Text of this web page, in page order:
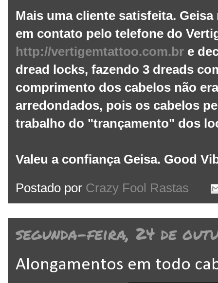
Mais uma cliente satisfeita.
em contato pelo telefone do
http://vertigemtattoo.com.br e
dread locks, fazendo 3 dreads
comprimento dos cabelos não
arredondados, pois os cabelos
trabalho do "trançamento" dos
Valeu a confiança Geisa. Good
Postado por Crazy Fool Rastas
segunda-feira, 24 de
Alongamentos em todo